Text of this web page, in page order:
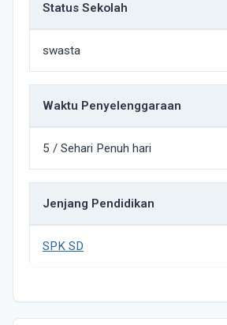
Status Sekolah
swasta
Waktu Penyelenggaraan
5 / Sehari Penuh hari
Jenjang Pendidikan
SPK SD